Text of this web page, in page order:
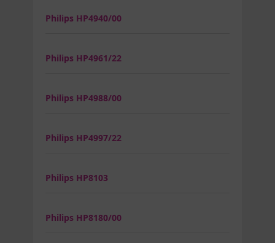
Philips HP4940/00
Philips HP4961/22
Philips HP4988/00
Philips HP4997/22
Philips HP8103
Philips HP8180/00